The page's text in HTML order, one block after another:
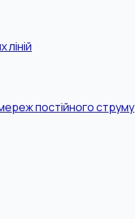
постійного струму